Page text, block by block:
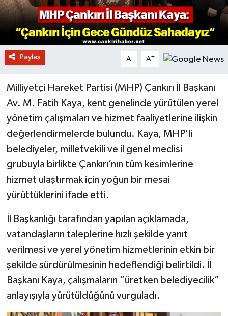
Paylaş A- A+
Milliyetçi Hareket Partisi (MHP) Çankırı İl Başkanı
Av. M. Fatih Kaya, kent genelinde yürütülen yerel
yönetim çalışmaları ve hizmet faaliyetlerine ilişkin
değerlendirmelerde bulundu. Kaya, MHP’li
belediyeler, milletvekili ve il genel meclisi
grubuyla birlikte Çankırı’nın tüm kesimlerine
hizmet ulaştırmak için yoğun bir mesai
yürüttüklerini ifade etti.
İl Başkanlığı tarafından yapılan açıklamada,
vatandaşların taleplerine hızlı şekilde yanıt
verilmesi ve yerel yönetim hizmetlerinin etkin bir
şekilde sürdürülmesinin hedeflendiği belirtildi. İl
Başkanı Kaya, çalışmaların “üretken belediyecilik”
anlayışıyla yürütüldüğünü vurguladı.